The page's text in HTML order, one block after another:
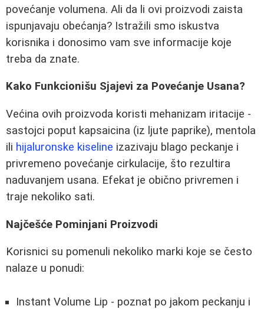
povećanje volumena. Ali da li ovi proizvodi zaista
ispunjavaju obećanja? Istražili smo iskustva
korisnika i donosimo vam sve informacije koje
treba da znate.
Kako Funkcionišu Sjajevi za Povećanje Usana?
Većina ovih proizvoda koristi mehanizam iritacije -
sastojci poput kapsaicina (iz ljute paprike), mentola
ili hijaluronske kiseline izazivaju blago peckanje i
privremeno povećanje cirkulacije, što rezultira
naduvanjem usana. Efekat je obično privremen i
traje nekoliko sati.
Najčešće Pominjani Proizvodi
Korisnici su pomenuli nekoliko marki koje se često
nalaze u ponudi:
Instant Volume Lip - poznat po jakom peckanju i